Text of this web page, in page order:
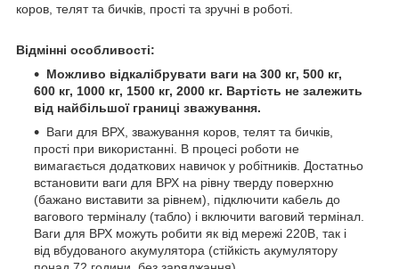
коров, телят та бичків, прості та зручні в роботі.
Відмінні особливості:
Можливо відкалібрувати ваги на 300 кг, 500 кг,
600 кг, 1000 кг, 1500 кг, 2000 кг. Вартість не залежить
від найбільшої границі зважування.
Ваги для ВРХ, зважування коров, телят та бичків,
прості при використанні. В процесі роботи не
вимагається додаткових навичок у робітників. Достатньо
встановити ваги для ВРХ на рівну тверду поверхню
(бажано виставити за рівнем), підключити кабель до
вагового терміналу (табло) і включити ваговий термінал.
Ваги для ВРХ можуть робити як від мережі 220В, так і
від вбудованого акумулятора (стійкість акумулятору